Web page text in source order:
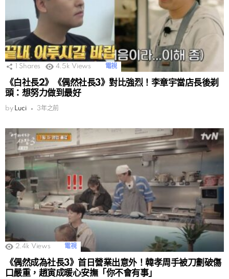
Shares 4.5k Views 電視
《白社長2》《偶然社長3》對比強烈！李章宇當店長後剃
頭：想努力做到最好
by Luci 3年之前
2.4k Views 電視
《偶然成為社長3》首日營業出意外！韓孝周手被刀劃破傷
口嚴重，趙寅成暖心安撫「你不會有事」